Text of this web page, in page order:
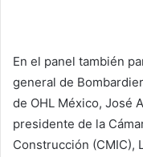
En el panel también
general de
de OHL México, José
presidente de la
Construcción (CMIC),